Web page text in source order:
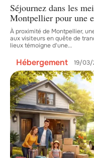
Séjournez dans les
Montpellier pour une
À proximité de Montpellier,
aux visiteurs en quête de
lieux témoigne d'une…
Hébergement 19/